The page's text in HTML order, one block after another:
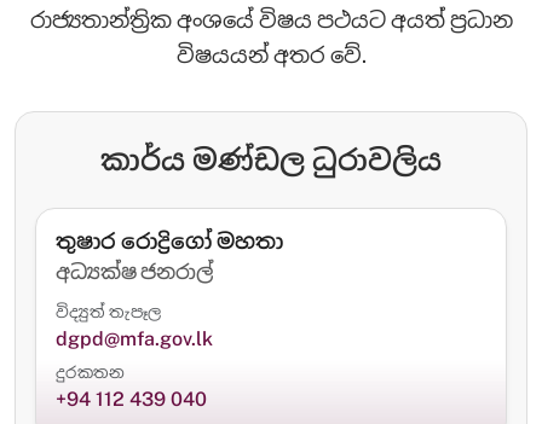
රාජ්‍යතාන්ත්‍රික අංශයේ විෂය පථයට අයත් ප්‍රධාන
විෂයයන් අතර වේ.
කාර්ය මණ්ඩල ධුරාවලිය
තුෂාර රොද්‍රිගෝ මහතා
අධ්‍යක්ෂ ජනරාල්
විද්‍යුත් තැපෑල
dgpd@mfa.gov.lk
දුරකතන
+94 112 439 040